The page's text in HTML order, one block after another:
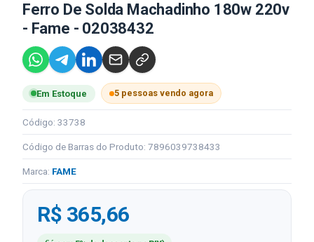
Ferro De Solda Machadinho 180w 220v
- Fame - 02038432
Em Estoque 5 pessoas vendo agora
Código: 33738
Código de Barras do Produto: 7896039738433
Marca: FAME
R$ 365,66